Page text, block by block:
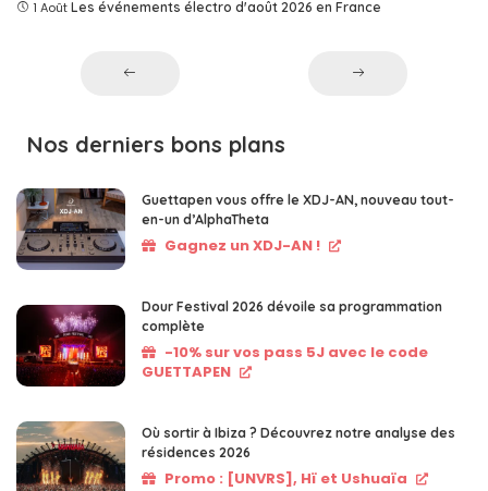
1 Août Les événements électro d'août 2026 en France
Nos derniers bons plans
Guettapen vous offre le XDJ-AN, nouveau tout-
en-un d’AlphaTheta
Gagnez un XDJ-AN !
Dour Festival 2026 dévoile sa programmation
complète
-10% sur vos pass 5J avec le code
GUETTAPEN
Où sortir à Ibiza ? Découvrez notre analyse des
résidences 2026
Promo : [UNVRS], Hï et Ushuaïa